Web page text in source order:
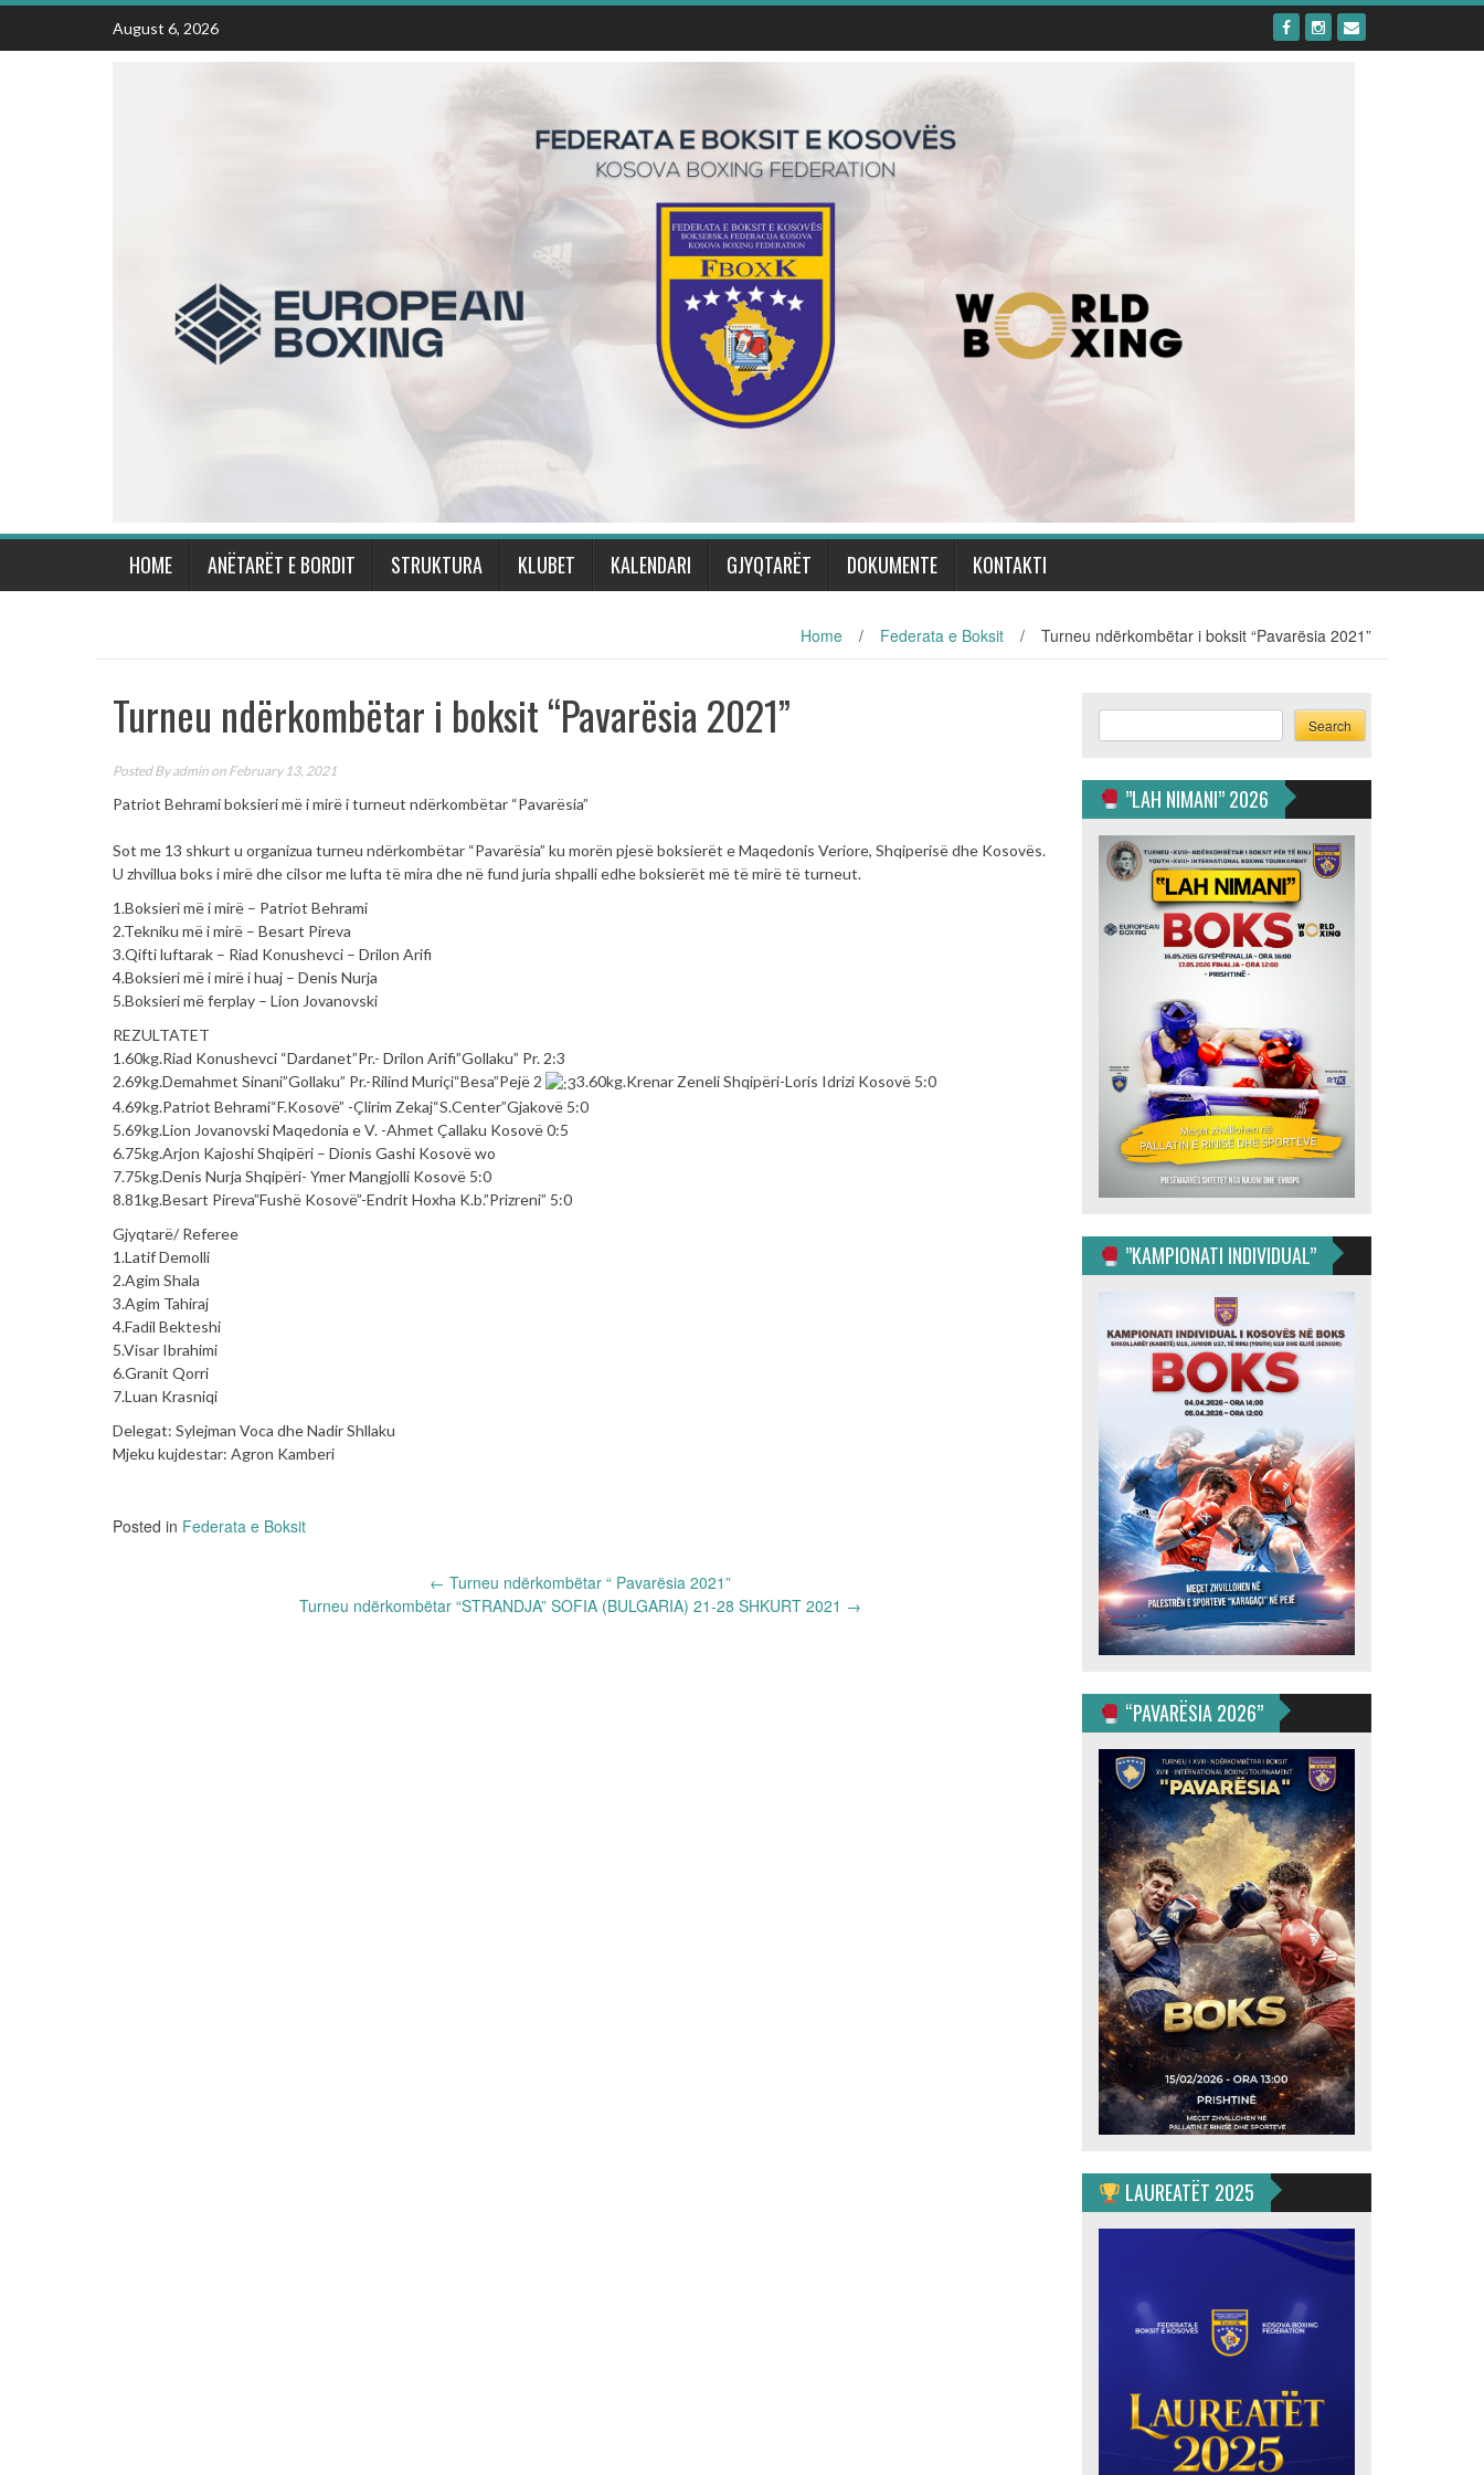
Skip
content
August 6, 2026
HOME ANËTARËT E BORDIT STRUKTURA KLUBET KALENDARI GJYQTARËT DOKUMENTE KONTAKTI
Home / Federata e Boksit / Turneu ndërkombëtar i boksit “Pavarësia 2021”
Turneu ndërkombëtar i boksit “Pavarësia 2021”
Posted Byadmin on February 13, 2021
Patriot Behrami boksieri më i mirë i turneut ndërkombëtar “Pavarësia”
Sot me 13 shkurt u organizua turneu ndërkombëtar “Pavarësia” ku morën pjesë boksierët e Maqedonis Veriore, Shqiperisë dhe Kosovës.
U zhvillua boks i mirë dhe cilsor me lufta të mira dhe në fund juria shpalli edhe boksierët më të mirë të turneut.
1.Boksieri më i mirë – Patriot Behrami
2.Tekniku më i mirë – Besart Pireva
3.Qifti luftarak – Riad Konushevci – Drilon Arifi
4.Boksieri më i mirë i huaj – Denis Nurja
5.Boksieri më ferplay – Lion Jovanovski
REZULTATET
1.60kg.Riad Konushevci “Dardanet”Pr.- Drilon Arifi”Gollaku” Pr. 2:3
2.69kg.Demahmet Sinani”Gollaku” Pr.-Rilind Muriçi“Besa”Pejë 2
3.60kg.Krenar Zeneli Shqipëri-Loris Idrizi Kosovë 5:0
4.69kg.Patriot Behrami“F.Kosovë” -Çlirim Zekaj“S.Center”Gjakovë 5:0
5.69kg.Lion Jovanovski Maqedonia e V. -Ahmet Çallaku Kosovë 0:5
6.75kg.Arjon Kajoshi Shqipëri – Dionis Gashi Kosovë wo
7.75kg.Denis Nurja Shqipëri- Ymer Mangjolli Kosovë 5:0
8.81kg.Besart Pireva”Fushë Kosovë”-Endrit Hoxha K.b.”Prizreni” 5:0
Gjyqtarë/ Referee
1.Latif Demolli
2.Agim Shala
3.Agim Tahiraj
4.Fadil Bekteshi
5.Visar Ibrahimi
6.Granit Qorri
7.Luan Krasniqi
Delegat: Sylejman Voca dhe Nadir Shllaku
Mjeku kujdestar: Agron Kamberi
Posted in Federata e Boksit
← Turneu ndërkombëtar “ Pavarësia 2021”
Turneu ndërkombëtar “STRANDJA” SOFIA (BULGARIA) 21-28 SHKURT 2021 →
Search Search
”LAH NIMANI” 2026
”KAMPIONATI INDIVIDUAL”
“PAVARËSIA 2026”
LAUREATËT 2025